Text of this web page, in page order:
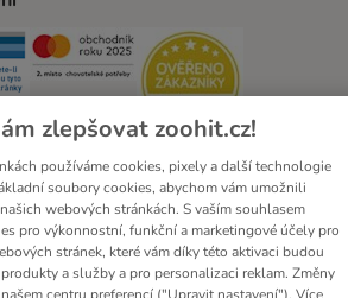
Security Security
webové stránky
Impressum
Zde odstoupit od smlouvy
Likvidace baterií
Kontakt
zlepšovat zoohit.cz!
používáme cookies, pixely a další technologie
soubory cookies, abychom vám umožnili
webových stránkách. S vaším souhlasem
pro výkonnostní, funkční a marketingové účely pro
stránek, které vám díky této aktivaci budou
a služby a pro personalizaci reklam. Změny